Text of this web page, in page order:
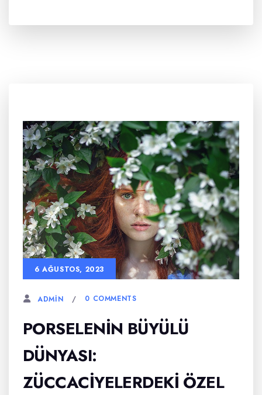
6 AĞUSTOS, 2023
ADMIN 0 COMMENTS
PORSELENIN BÜYÜLÜ
DÜNYASI:
ZÜCCACIYELERDEKI ÖZEL